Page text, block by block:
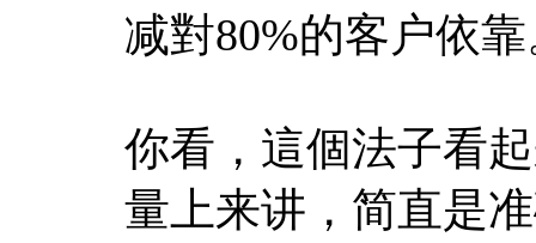
减對80%的客户依
你看，這個法子看
量上来讲，简直是